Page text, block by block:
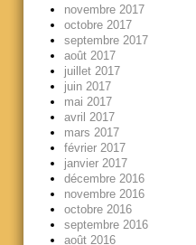
novembre 2017
octobre 2017
septembre 2017
août 2017
juillet 2017
juin 2017
mai 2017
avril 2017
mars 2017
février 2017
janvier 2017
décembre 2016
novembre 2016
octobre 2016
septembre 2016
août 2016